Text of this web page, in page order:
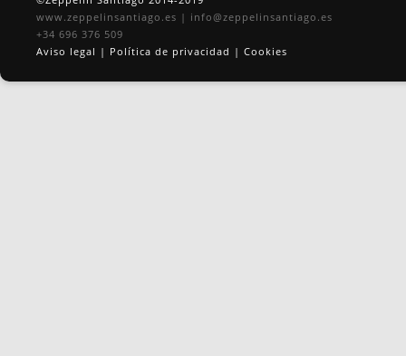
www.zeppelinsantiago.es | info@zeppelinsantiago.es
+34 696 376 509
Aviso legal | Política de privacidad | Cookies